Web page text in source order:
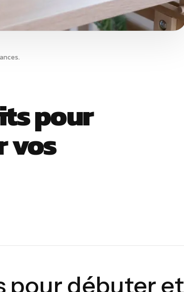
pour
vos
pour débuter et